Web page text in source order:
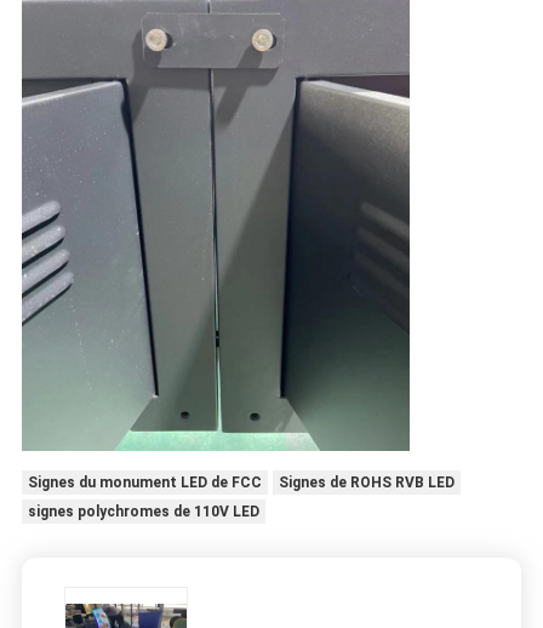
Signes du monument LED de FCC
Signes de ROHS RVB LED
signes polychromes de 110V LED